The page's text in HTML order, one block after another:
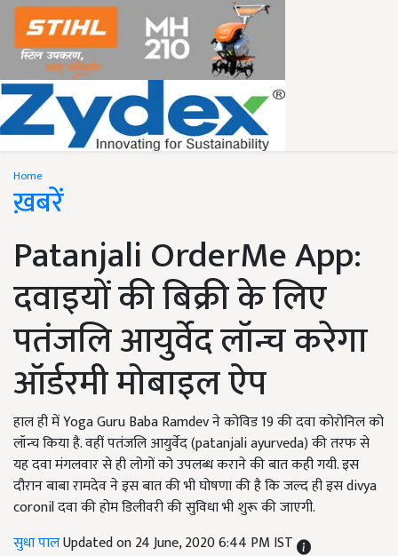
Home
ख़बरें
Patanjali OrderMe App:
दवाइयों की बिक्री के लिए
पतंजलि आयुर्वेद लॉन्च करेगा
ऑर्डरमी मोबाइल ऐप
हाल ही में Yoga Guru Baba Ramdev ने कोविड 19 की दवा कोरोनिल को
लॉन्च किया है. वहीं पतंजलि आयुर्वेद (patanjali ayurveda) की तरफ से
यह दवा मंगलवार से ही लोगों को उपलब्ध कराने की बात कही गयी. इस
दौरान बाबा रामदेव ने इस बात की भी घोषणा की है कि जल्द ही इस divya
coronil दवा की होम डिलीवरी की सुविधा भी शुरू की जाएगी.
सुधा पालUpdated on 24 June, 2020 6:44 PM IST